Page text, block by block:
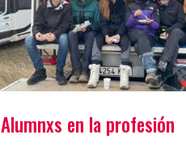
Alumnxs en la profesión